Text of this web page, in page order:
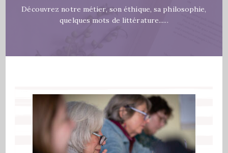
Découvrez notre métier, son éthique, sa philosophie,
quelques mots de littérature......